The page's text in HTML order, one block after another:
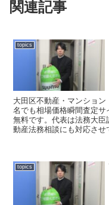
関連記事
topics
大田区不動産・マンショ
名でも相場価格瞬間査定
無料です。代表は法務大
動産法務相談にも対応させ
topics